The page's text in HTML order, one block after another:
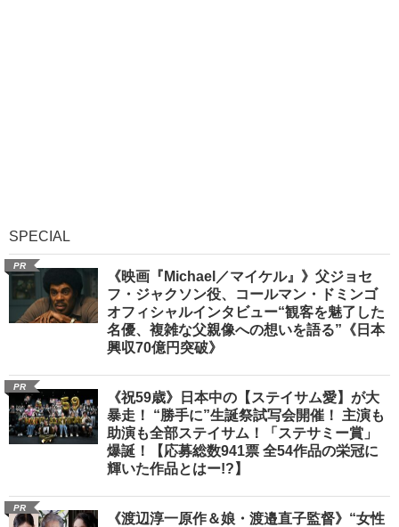
SPECIAL
PR
《映画『Michael／マイケル』》父ジョセ
フ・ジャクソン役、コールマン・ドミンゴ
オフィシャルインタビュー“観客を魅了した
名優、複雑な父親像への想いを語る”《日本
興収70億円突破》
PR
《祝59歳》日本中の【ステイサム愛】が大
暴走！ “勝手に”生誕祭試写会開催！ 主演も
助演も全部ステイサム！「ステサミー賞」
爆誕！【応募総数941票 全54作品の栄冠に
輝いた作品とはー!?】
PR
《渡辺淳一原作＆娘・渡邉直子監督》“女性